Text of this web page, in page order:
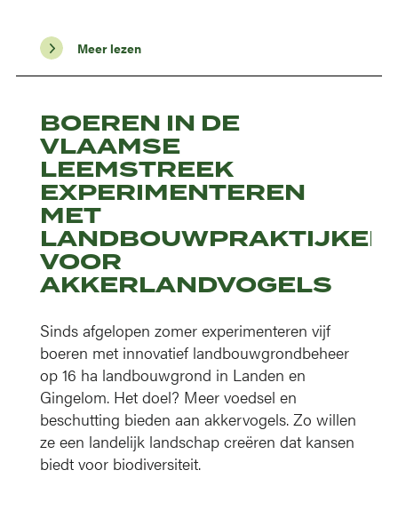
Meer lezen
BOEREN IN DE
VLAAMSE
LEEMSTREEK
EXPERIMENTEREN
MET
LANDBOUWPRAKTIJKEN
VOOR
AKKERLANDVOGELS
Sinds afgelopen zomer experimenteren vijf
boeren met innovatief landbouwgrondbeheer
op 16 ha landbouwgrond in Landen en
Gingelom. Het doel? Meer voedsel en
beschutting bieden aan akkervogels. Zo willen
ze een landelijk landschap creëren dat kansen
biedt voor biodiversiteit.